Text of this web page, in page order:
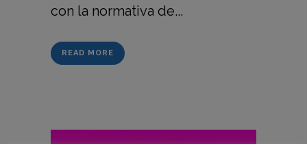
con la normativa de...
READ MORE